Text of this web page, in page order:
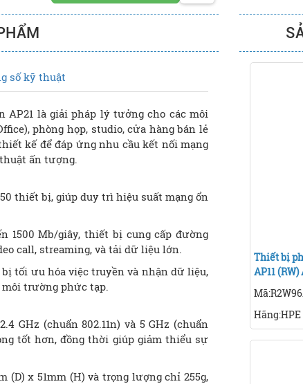
số kỹ thuật
AP21 là giải pháp lý tưởng cho các môi
phòng họp, studio, cửa hàng bán lẻ
kế để đáp ứng nhu cầu kết nối mạng
ấn tượng.
thiết bị, giúp duy trì hiệu suất mạng ổn
1500 Mb/giây, thiết bị cung cấp đường
call, streaming, và tải dữ liệu lớn.
bị tối ưu hóa việc truyền và nhận dữ liệu,
trường phức tạp.
GHz (chuẩn 802.11n) và 5 GHz (chuẩn
tốt hơn, đồng thời giúp giảm thiểu sự
(D) x 51mm (H) và trọng lượng chỉ 255g,
Thiết bị
AP11
Hãng:HPE